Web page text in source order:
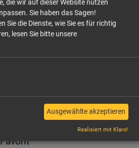
zugänglich und eröffnen
Aktivitäten in den
und im Dschungel. Das
als Motor für
und
wird auch in den
was zu unterstützenden
und
führt.
die wir auf dieser Website nutzen
Sie haben das Sagen!
Sie die Dienste, wie Sie es für richtig
lesen Sie bitte unsere
Ausgewählte akzeptieren
Realisiert mit Klaro!